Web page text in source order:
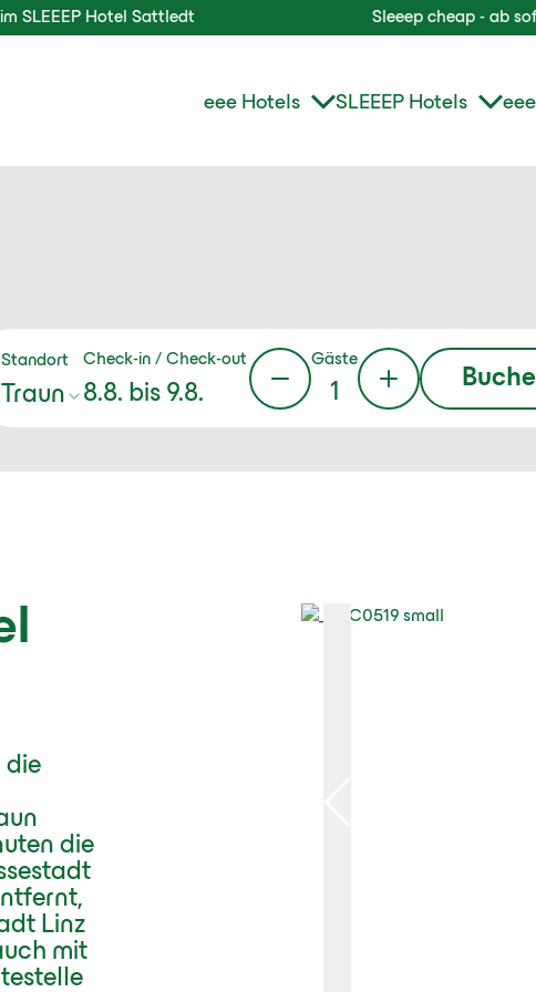
Sattledt Sleeep cheap - ab sofort auch
eee Hotels SLEEEP Hotels
Standort
Traun
Check-in / Check-out
8.8. bis 9.8.
Gäste
1
die
die
Linz
mit